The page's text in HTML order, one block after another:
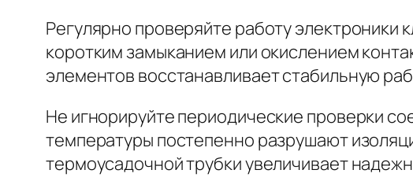
Регулярно проверяйте работу электроники
коротким замыканием или окислением
элементов восстанавливает стабильную
Не игнорируйте периодические проверки
температуры постепенно разрушают
термоусадочной трубки увеличивает